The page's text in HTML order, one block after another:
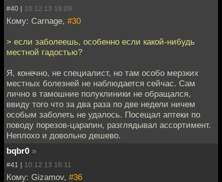
#40 | 10.12.13 18:09
Кому: Carnage, #30
> если заболеешь, особенно если какой-нибудь
местной гадостью?
Я, конечно, не специалист, но там особо мерзких
местных болезней не наблюдается сейчас. Сам
лично в тамошние полуклиники не обращался,
ввиду того что за два раза по две недели ничем
особым заболеть не удалось. Посещал аптеки по
поводу порезов-царапин, разглядывал ассортимент.
Неплохо и довольно дешево.
bqbr0 »
#41 | 10.12.13 18:11
Кому: Gizamov, #36